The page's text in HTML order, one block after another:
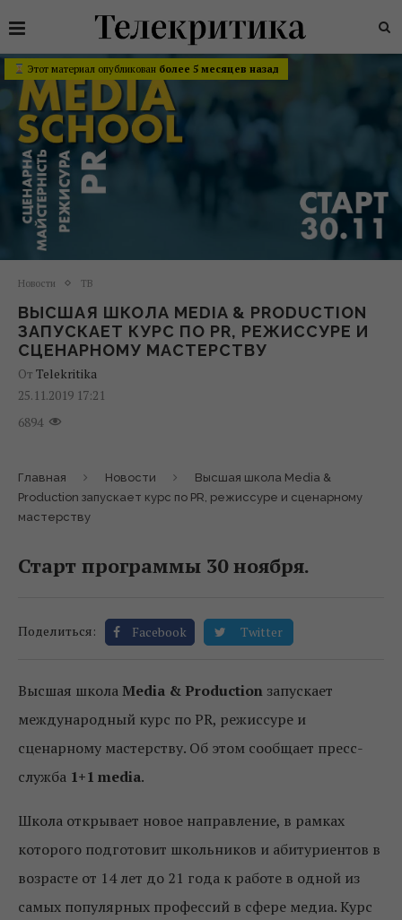
Этот материал опубликован более 5 месяцев назад
Новости ТВ
ВЫСШАЯ ШКОЛА MEDIA & PRODUCTION
ЗАПУСКАЕТ КУРС ПО PR, РЕЖИССУРЕ И
СЦЕНАРНОМУ МАСТЕРСТВУ
От Telekritika
25.11.2019 17:21
6894
Главная Новости
Высшая школа Media &
Production запускает курс по PR, режиссуре и сценарному
мастерству
Старт программы 30 ноября.
Поделиться: Facebook Twitter
Высшая школаMedia & Production запускает
международный курс по PR, режиссуре и
сценарному мастерству. Об этом сообщает пресс-
служба 1+1 media.
Школа открывает новое направление, в рамках
которого подготовит школьников и абитуриентов в
возрасте от 14 лет до 21 года к работе в одной из
самых популярных профессий в сфере медиа. Курс